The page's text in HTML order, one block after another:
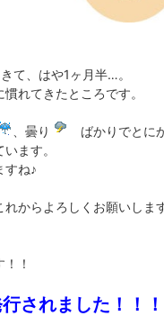
て、はや1ヶ月半…。
れてきたところです。
、曇り
ばかりでとに
ます。
すね♪
からよろしくお願いしま
！
されました！！！